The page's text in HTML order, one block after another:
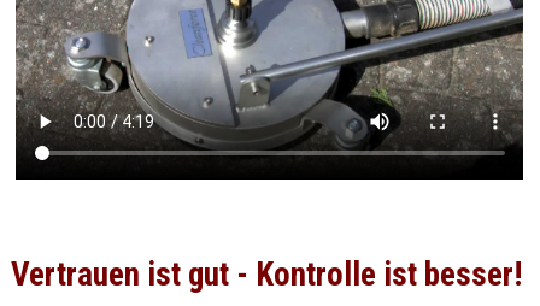
Vertrauen ist gut - Kontrolle ist besser!